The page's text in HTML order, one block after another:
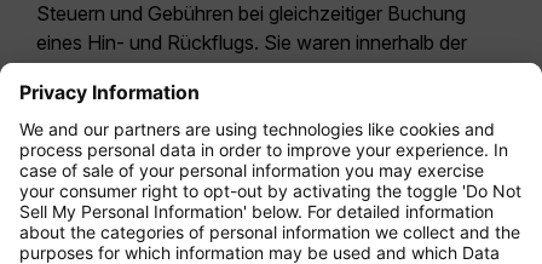
Steuern und Gebühren bei gleichzeitiger Buchung
eines Hin- und Rückflugs. Sie waren innerhalb der
möglicherweise nicht mehr aktuell. Bei den für die
Economy Class angegebenen Tarifen handelt es
sich i.d.R. um Economy Zero, unsere restriktivste
Tarifoption. Es können hierfür zusätzliche Gebühren
fürAufgabegepäck oder für andere optionale
Leistungen anfallen. Es gelten dieAllgemeinen